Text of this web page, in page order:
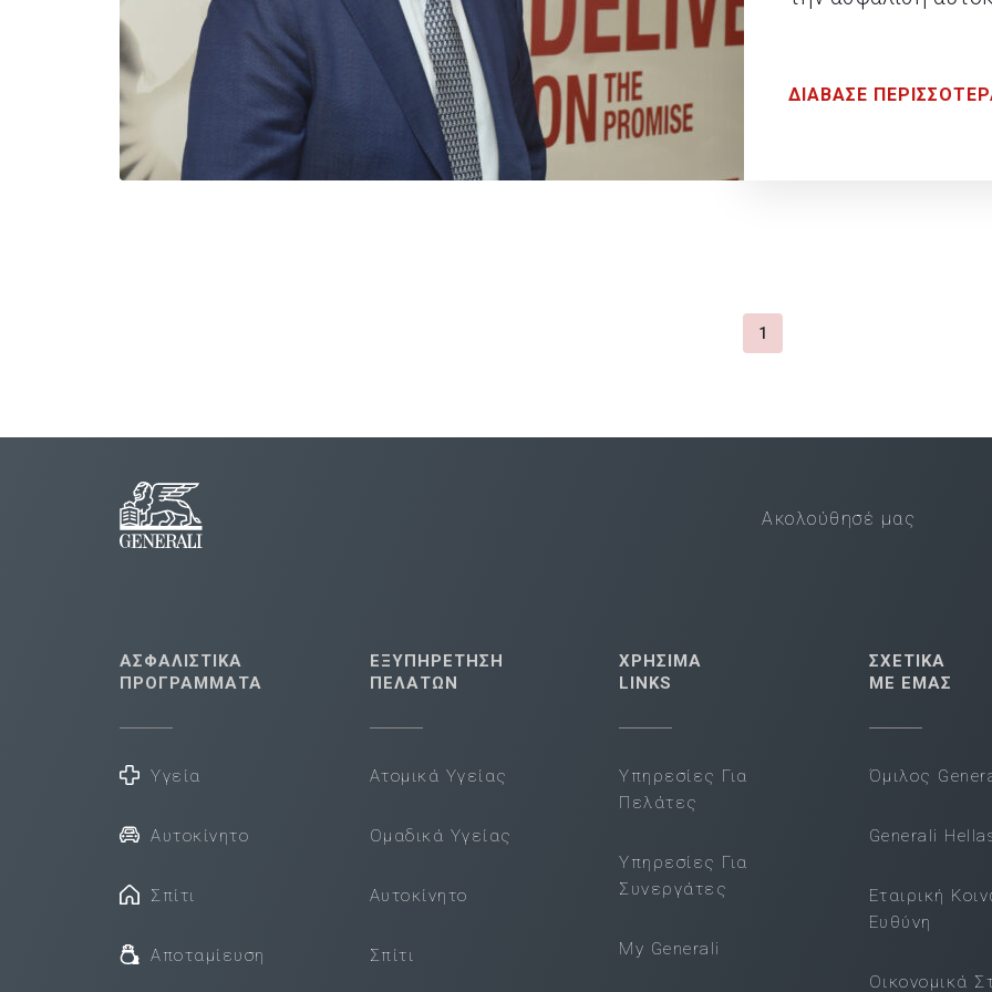
ΔΙΑΒΑΣΕ
1
Ακολούθησέ μας
ΑΣΦΑΛΙΣΤΙΚΑ
ΠΡΟΓΡΑΜΜΑΤΑ
Υγεία
Αυτοκίνητο
Σπίτι
Αποταμίευση
ΕΞΥΠΗΡΕΤΗΣΗ
ΠΕΛΑΤΩΝ
Ατομικά Υγείας
Ομαδικά Υγείας
Αυτοκίνητο
Σπίτι
ΧΡΗΣΙΜΑ
LINKS
Υπηρεσίες Για
Πελάτες
Υπηρεσίες Για
Συνεργάτες
My Generali
ΣΧΕΤΙΚΑ
ΜΕ ΕΜΑΣ
Όμιλος
Generali
Εταιρική
Ευθύνη
Οικονομικά